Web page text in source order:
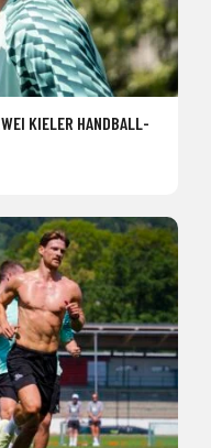
KIELER HANDBALL-